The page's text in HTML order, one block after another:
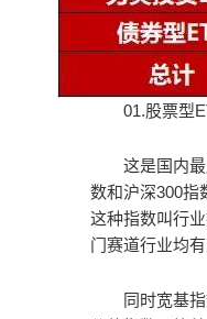
01.股票型
这是国内
数和沪深300指
这种指数叫行
门赛道行业均
同时宽基